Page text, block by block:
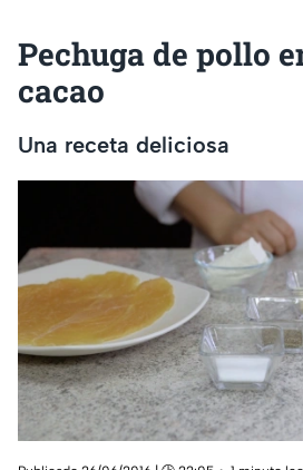
Pechuga de pollo
cacao
Una receta deliciosa